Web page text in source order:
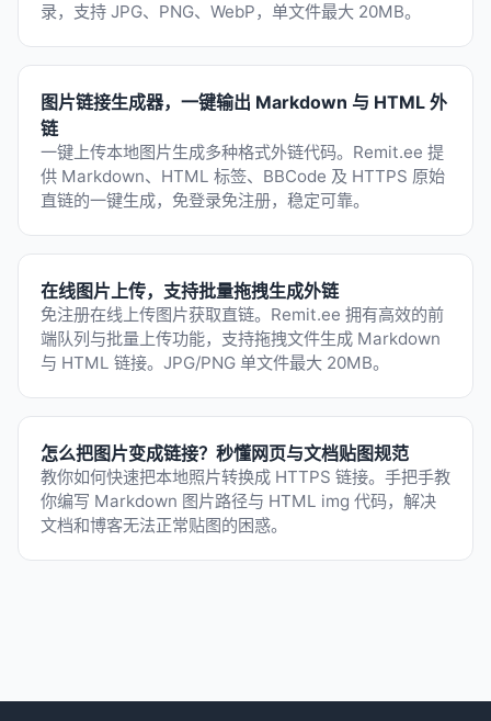
录，支持 JPG、PNG、WebP，单文件最大 20MB。
图片链接生成器，一键输出 Markdown 与 HTML 外
链
一键上传本地图片生成多种格式外链代码。Remit.ee 提
供 Markdown、HTML 标签、BBCode 及 HTTPS 原始
直链的一键生成，免登录免注册，稳定可靠。
在线图片上传，支持批量拖拽生成外链
免注册在线上传图片获取直链。Remit.ee 拥有高效的前
端队列与批量上传功能，支持拖拽文件生成 Markdown
与 HTML 链接。JPG/PNG 单文件最大 20MB。
怎么把图片变成链接？秒懂网页与文档贴图规范
教你如何快速把本地照片转换成 HTTPS 链接。手把手教
你编写 Markdown 图片路径与 HTML img 代码，解决
文档和博客无法正常贴图的困惑。